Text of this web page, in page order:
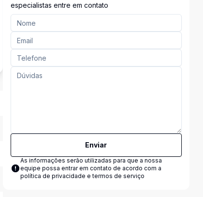
especialistas entre em contato
Enviar
As informações serão utilizadas para que a nossa
equipe possa entrar em contato de acordo com a
política de privacidade e termos de serviço